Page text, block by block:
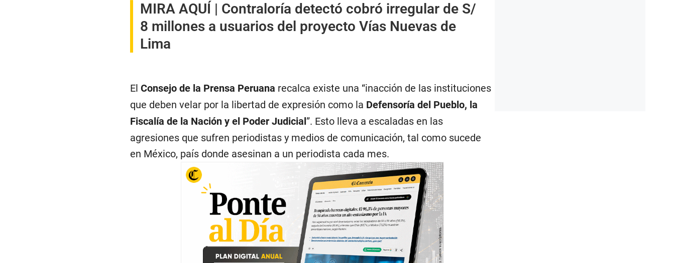
MIRA AQUÍ | Contraloría detectó cobró irregular de S/
8 millones a usuarios del proyecto Vías Nuevas de
Lima
El Consejo de la Prensa Peruana recalca existe una “inacción de las instituciones
que deben velar por la libertad de expresión como la Defensoría del Pueblo, la
Fiscalía de la Nación y el Poder Judicial”. Esto lleva a escaladas en las
agresiones que sufren periodistas y medios de comunicación, tal como sucede
en México, país donde asesinan a un periodista cada mes.